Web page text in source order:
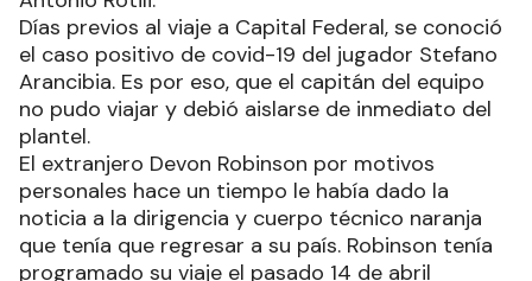
Días previos al viaje a Capital Federal, se conoció
el caso positivo de covid-19 del jugador Stefano
Arancibia. Es por eso, que el capitán del equipo
no pudo viajar y debió aislarse de inmediato del
plantel.
El extranjero Devon Robinson por motivos
personales hace un tiempo le había dado la
noticia a la dirigencia y cuerpo técnico naranja
que tenía que regresar a su país. Robinson tenía
programado su viaje el pasado 14 de abril